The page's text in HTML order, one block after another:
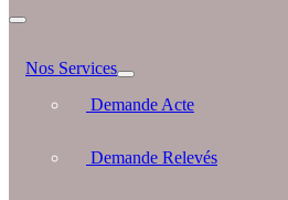
Nos Services
Demande Acte
Demande Relevés